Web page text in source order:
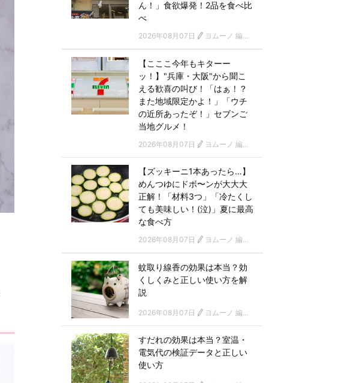
ん！」食欲爆発！2品を食べ比
べ
2026年08月07日 ヨムーノ 編集部
【こここ今年もキターー
ッ！】"兵庫・大阪"から聞こ
える歓喜の叫び！「はぁ！？
また地域限定かよ！」「ウチ
の近所あったぞ！」セブンご
当地グルメ！
2026年08月07日 ヨムーノ 編集部
【ズッキーニ1本あったら…】
めんつゆにドボ〜ンが大大大
正解！「材料3つ」「冷たくし
ても美味しい！(泣)」夏に最高
な食べ方
2026年08月07日 ヨムーノ 編集部
蚊取り線香の効果は本当？効
くしくみと正しい使い方を解
説
2026年08月07日 ヨムーノ 編集部
すだれの効果は本当？室温・
電気代の検証データと正しい
使い方